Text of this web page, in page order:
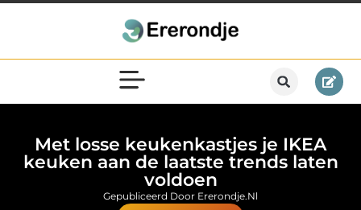
Met losse keukenkastjes je IKEA
keuken aan de laatste trends laten
voldoen
Gepubliceerd Door Ererondje.nl